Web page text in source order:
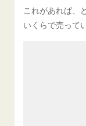
これがあれば、
いくらで売って